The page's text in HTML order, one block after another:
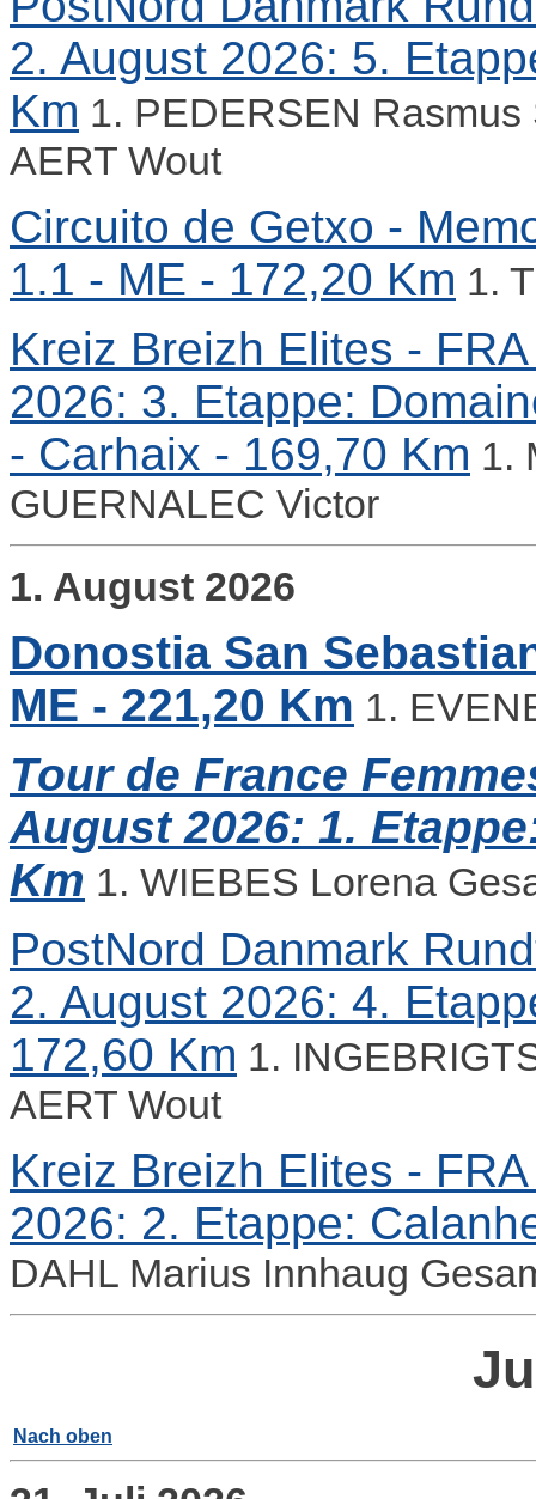
2. August 2026: 5.
Km 1. PEDERSEN
AERT Wout
Circuito de Getxo -
1.1 - ME - 172,20 Km 1.
Kreiz Breizh Elites -
2026: 3. Etappe:
- Carhaix - 169,70 Km 1.
GUERNALEC Victor
1. August 2026
Donostia San
ME - 221,20 Km 1.
Tour de France
August 2026: 1.
Km 1. WIEBES Lorena
PostNord Danmark
2. August 2026: 4.
172,60 Km 1.
AERT Wout
Kreiz Breizh Elites -
2026: 2. Etappe:
DAHL Marius Innhaug
Nach oben